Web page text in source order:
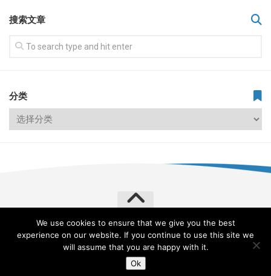
搜索文章
分类
飞常旅客 VERYLVKE © 2026. All Rights Reserved.
Powered byWordPress. Theme byAlx
We use cookies to ensure that we give you the best
experience on our website. If you continue to use this site we
will assume that you are happy with it.
Ok